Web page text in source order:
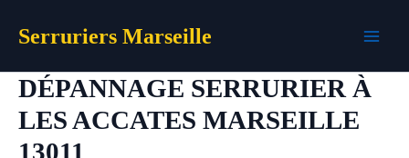
Serruriers Marseille
DÉPANNAGE SERRURIER À
LES ACCATES MARSEILLE
13011